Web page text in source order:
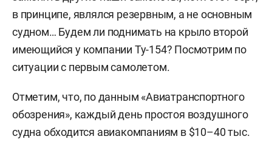
в принципе, являлся резервным, а не основным
судном… Будем ли поднимать на крыло второй
имеющийся у компании Ту-154? Посмотрим по
ситуации с первым самолетом.
Отметим, что, по данным «Авиатранспортного
обозрения», каждый день простоя воздушного
судна обходится авиакомпаниям в $10–40 тыс.